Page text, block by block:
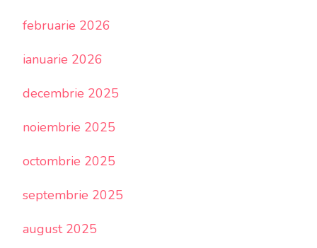
februarie 2026
ianuarie 2026
decembrie 2025
noiembrie 2025
octombrie 2025
septembrie 2025
august 2025